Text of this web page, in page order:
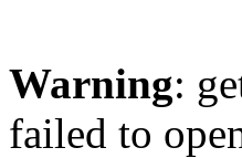
Warning:
failed to